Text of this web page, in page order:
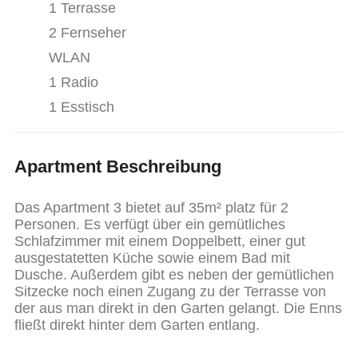
1 Terrasse
2 Fernseher
WLAN
1 Radio
1 Esstisch
Apartment Beschreibung
Das Apartment 3 bietet auf 35m² platz für 2
Personen. Es verfügt über ein gemütliches
Schlafzimmer mit einem Doppelbett, einer gut
ausgestatetten Küche sowie einem Bad mit
Dusche. Außerdem gibt es neben der gemütlichen
Sitzecke noch einen Zugang zu der Terrasse von
der aus man direkt in den Garten gelangt. Die Enns
fließt direkt hinter dem Garten entlang.